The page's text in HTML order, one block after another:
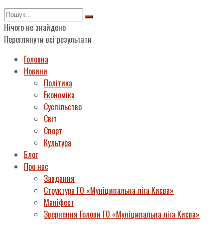
Нічого не знайдено
Переглянути всі результати
Головна
Новини
Політика
Економіка
Суспільство
Світ
Спорт
Культура
Блог
Про нас
Завдання
Структура ГО «Муніципальна ліга Києва»
Маніфест
Звернення Голови ГО «Муніципальна ліга Києва»